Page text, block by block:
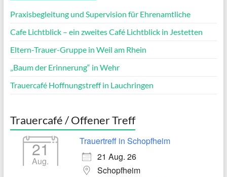
Praxisbegleitung und Supervision für Ehrenamtliche
Cafe Lichtblick – ein zweites Café Lichtblick in Jestetten
Eltern-Trauer-Gruppe in Weil am Rhein
„Baum der Erinnerung“ in Wehr
Trauercafé Hoffnungstreff in Lauchringen
Trauercafé / Offener Treff
21
Aug.
Trauertreff in Schopfheim
21 Aug. 26
Schopfheim